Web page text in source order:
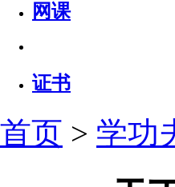
网课
证书
首页 > 学功